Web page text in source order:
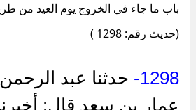
باب ما جاء في الخروج يوم العيد من
(حديث رقم: 1298 )
1298-
حدثنا عبد
عمار بن سعد قال: